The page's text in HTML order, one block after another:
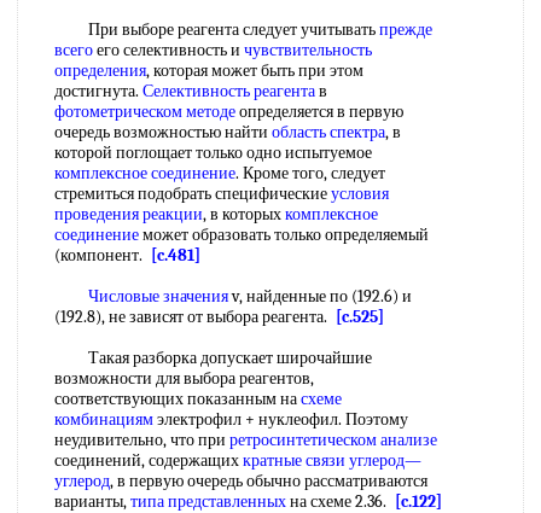
При выборе реагента следует учитыватьпрежде
всегоего селективность и чувствительность
определения, которая может быть при этом
достигнута. Селективность реагентав
фотометрическом методеопределяется в первую
очередь возможностью найти область спектра, в
которой поглощает только одно испытуемое
комплексное соединение. Кроме того, следует
стремиться подобрать специфическиеусловия
проведения реакции, в которыхкомплексное
соединениеможет образовать только определяемый
(компонент.
[c.481]
Числовые значенияv, найденные по (192.6) и
(192.8), не зависят от выбора реагента.
[c.525]
Такая разборка допускает широчайшие
возможности для выбора реагентов,
соответствующих показанным насхеме
комбинациямэлектрофил + нуклеофил. Поэтому
неудивительно, что при ретросинтетическом анализе
соединений, содержащихкратные связи углерод—
углерод, в первую очередь обычно рассматриваются
варианты,типа представленныхна схеме 2.36.
[c.122]